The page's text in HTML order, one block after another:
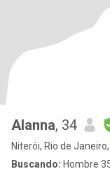
Alanna, 34
Niterói, Rio de Janeiro,
Buscando: Hombre